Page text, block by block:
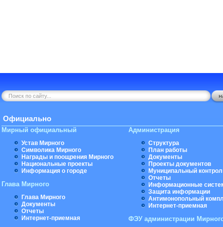
Официально
Мирный официальный
Устав Мирного
Символика Мирного
Награды и поощрения Мирного
Национальные проекты
Информация о городе
Глава Мирного
Глава Мирного
Документы
Отчеты
Интернет-приемная
Администрация
Структура
План работы
Документы
Проекты документов
Муниципальный
Отчеты
Информационные
Защита информации
Антимонопольный
Интернет-приемная
ФЭУ администрации